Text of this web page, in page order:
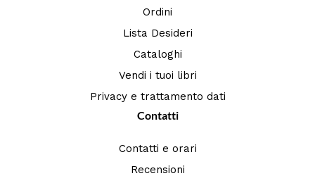
Ordini
Lista Desideri
Cataloghi
Vendi i tuoi libri
Privacy e trattamento dati
Contatti
Contatti e orari
Recensioni